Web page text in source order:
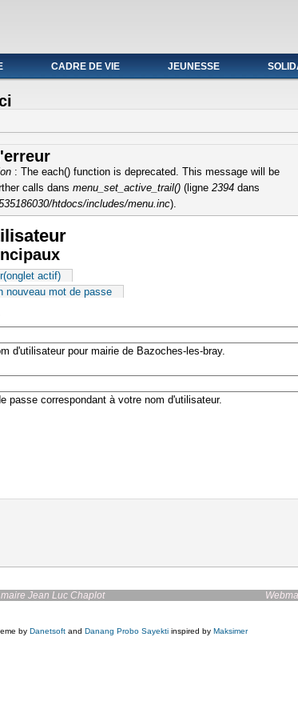
au avril 2021
CADRE DE VIE JEUNESSE
: The each() function is deprecated. This message will be
calls dans menu_set_active_trail()(ligne 2394dans
htdocs/includes/menu.inc).
(onglet actif)
nouveau mot de passe
d'utilisateur pour mairie de Bazoches-les-bray.
passe correspondant à votre nom d'utilisateur.
les bray, Le maire Jean Luc Chaplot
by Danetsoft and Danang Probo Sayekti inspired by Maksimer